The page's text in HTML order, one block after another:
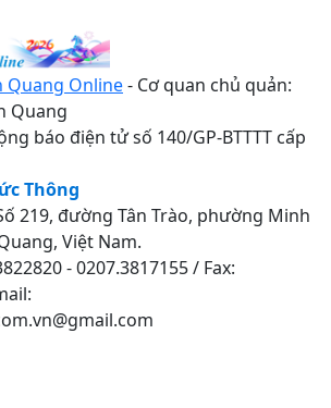
Quang Online- Cơ quan chủ quản:
Quang
báo điện tử số 140/GP-BTTTT cấp
Thông
219, đường Tân Trào, phường Minh
Việt Nam.
- 0207.3817155 / Fax: